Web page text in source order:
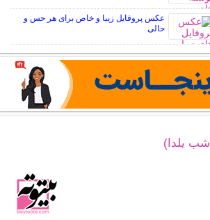
عکس پروفایل زیبا و خاص برای هر حس و
حالی
یلدا)